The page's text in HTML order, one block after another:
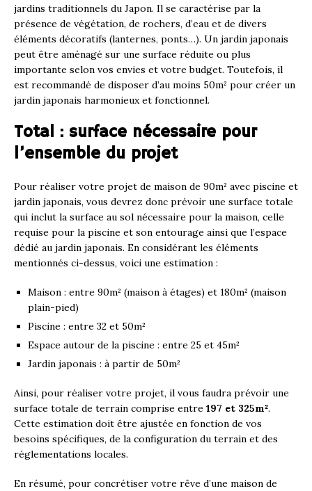
jardins traditionnels du Japon. Il se caractérise par la
présence de végétation, de rochers, d’eau et de divers
éléments décoratifs (lanternes, ponts…). Un jardin japonais
peut être aménagé sur une surface réduite ou plus
importante selon vos envies et votre budget. Toutefois, il
est recommandé de disposer d’au moins 50m² pour créer un
jardin japonais harmonieux et fonctionnel.
Total : surface nécessaire pour
l’ensemble du projet
Pour réaliser votre projet de maison de 90m² avec piscine et
jardin japonais, vous devrez donc prévoir une surface totale
qui inclut la surface au sol nécessaire pour la maison, celle
requise pour la piscine et son entourage ainsi que l’espace
dédié au jardin japonais. En considérant les éléments
mentionnés ci-dessus, voici une estimation :
Maison : entre 90m² (maison à étages) et 180m² (maison
plain-pied)
Piscine : entre 32 et 50m²
Espace autour de la piscine : entre 25 et 45m²
Jardin japonais : à partir de 50m²
Ainsi, pour réaliser votre projet, il vous faudra prévoir une
surface totale de terrain comprise entre 197 et 325m².
Cette estimation doit être ajustée en fonction de vos
besoins spécifiques, de la configuration du terrain et des
réglementations locales.
En résumé, pour concrétiser votre rêve d’une maison de